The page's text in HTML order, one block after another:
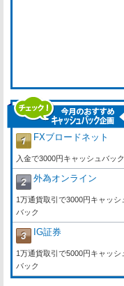
FXブロードネット
入金で3000円キャッシュバック
外為オンライン
1万通貨取引で3000円キャッシ
バック
IG証券
1万通貨取引で5000円キャッシ
バック